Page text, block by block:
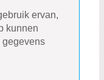
ervan,
kunnen
gegevens